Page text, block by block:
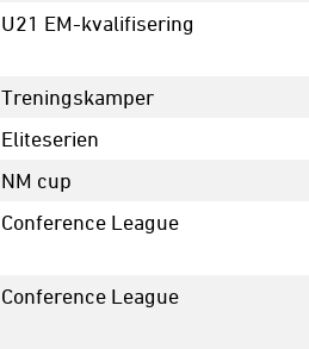
U21 EM-kvalifisering
Treningskamper
Eliteserien
NM cup
Conference League
Conference League